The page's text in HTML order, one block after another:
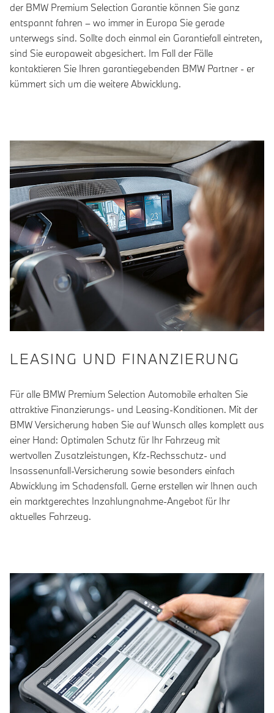
der BMW Premium Selection Garantie können Sie ganz
entspannt fahren – wo immer in Europa Sie gerade
unterwegs sind. Sollte doch einmal ein Garantiefall eintreten,
sind Sie europaweit abgesichert. Im Fall der Fälle
kontaktieren Sie Ihren garantiegebenden BMW Partner - er
kümmert sich um die weitere Abwicklung.
LEASING UND FINANZIERUNG
Für alle BMW Premium Selection Automobile erhalten Sie
attraktive Finanzierungs- und Leasing-Konditionen. Mit der
BMW Versicherung haben Sie auf Wunsch alles komplett aus
einer Hand: Optimalen Schutz für Ihr Fahrzeug mit
wertvollen Zusatzleistungen, Kfz-Rechsschutz- und
Insassenunfall-Versicherung sowie besonders einfach
Abwicklung im Schadensfall. Gerne erstellen wir Ihnen auch
ein marktgerechtes Inzahlungnahme-Angebot für Ihr
aktuelles Fahrzeug.